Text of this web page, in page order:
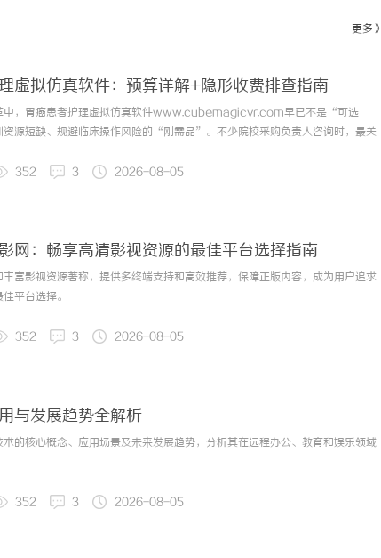
更多》
虚拟仿真软件：预算详解+隐形收费排查指南
中，胃癌患者护理虚拟仿真软件www.cubemagicvr.com早已不是“可选
源短缺、规避临床操作风险的“刚需品”。不少院校采购负责人咨询时，最关
配置决定预算，服务条款规避隐形收费”。不同于普通教...
352 3 2026-08-05
网：畅享高清影视资源的最佳平台选择指南
富影视资源著称，提供多终端支持和高效推荐，保障正版内容，成为用户追求
平台选择。
352 3 2026-08-05
与发展趋势全解析
的核心概念、应用场景及未来发展趋势，分析其在远程办公、教育和娱乐领域
352 3 2026-08-05
武汉配眼镜 上海配眼镜
业界动态 2026-07-31